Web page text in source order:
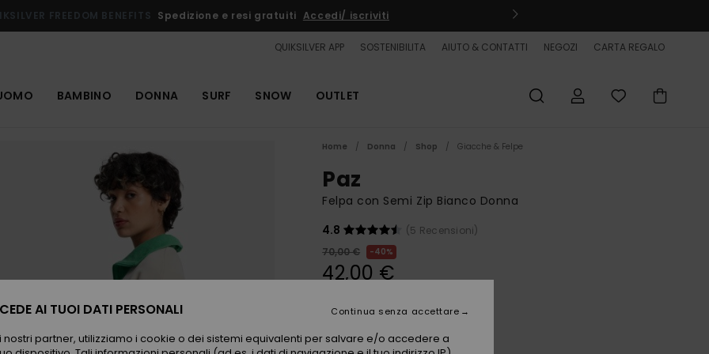
FREEDOM BENEFITS Spedizione e resi gratuiti Accedi/ iscriviti
QUIKSILVER APP SOSTENIBILITA AIUTO & CONTATTI NEGOZI CARTA REGALO
BAMBINO DONNA SURF SNOW OUTLET
Home Donna Shop Giacche & Felpe
Paz
Felpa con Semi Zip Bianco Donna
4.8
(5 Recensioni)
70,00 €
40%
42,00 €
ColoriBone
AI TUOI DATI PERSONALI
partner, utilizziamo i cookie o dei sistemi equivalenti per salvare e/o accedere a
Continua senza accettare